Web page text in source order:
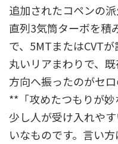
追加されたコペンの
直列3気筒ターボを積
で、5MTまたはCVT
丸いリアまわりで、
方向へ振ったのがセロ
**「攻めたつもりが
少し人が受け入れや
いなものです。言い